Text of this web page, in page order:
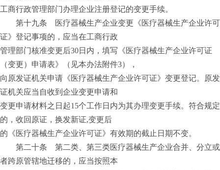
工商行政管理部门办理企业注册登记的变更手续。
第十九条 医疗器械生产企业变更《医疗器械生产企业许可
证》登记事项的，应当在工商行政
管理部门核准变更后30日内，填写《医疗器械生产企业许可证
（变更）申请表》（见本办法附件3），
向原发证机关申请《医疗器械生产企业许可证》变更登记。原发
证机关应当自收到企业变更申请和
变更申请材料之日起15个工作日内为其办理变更手续。符合规定
的，收回原证，换发新证,变更后
的《医疗器械生产企业许可证》有效期的截止日期不变。
第二十条 第二类、第三类医疗器械生产企业合并、分立或
者跨原管辖地迁移的，应当按照本